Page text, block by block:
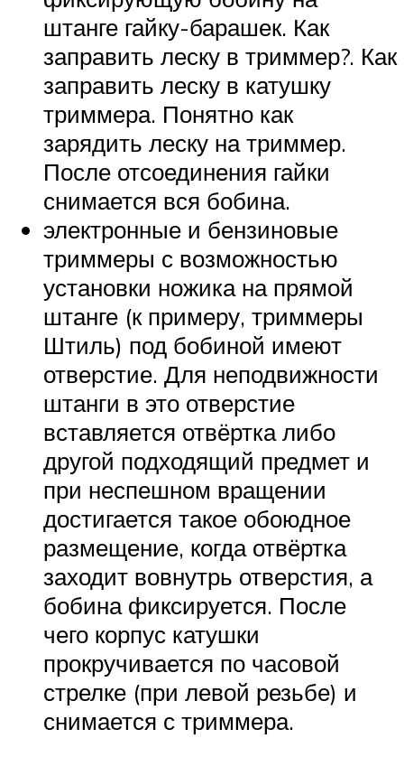
штанге гайку-барашек. Как
заправить леску в триммер?. Как
заправить леску в катушку
триммера. Понятно как
зарядить леску на триммер.
После отсоединения гайки
снимается вся бобина.
электронные и бензиновые
триммеры с возможностью
установки ножика на прямой
штанге (к примеру, триммеры
Штиль) под бобиной имеют
отверстие. Для неподвижности
штанги в это отверстие
вставляется отвёртка либо
другой подходящий предмет и
при неспешном вращении
достигается такое обоюдное
размещение, когда отвёртка
заходит вовнутрь отверстия, а
бобина фиксируется. После
чего корпус катушки
прокручивается по часовой
стрелке (при левой резьбе) и
снимается с триммера.